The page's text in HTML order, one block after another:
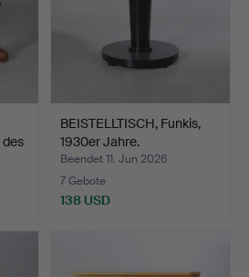
des
BEISTELLTISCH, Funkis,
1930er Jahre.
Beendet 11. Jun 2026
7 Gebote
138 USD